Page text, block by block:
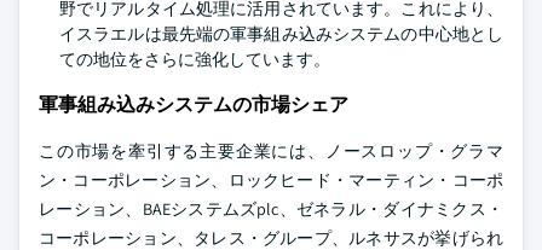
野でリアルタイム処理に活用されています。これにより、
イスラエルは最先端の軍事組み込みシステムの中心地とし
ての地位をさらに強化しています。
軍事組み込みシステムの市場シェア
この市場を牽引する主要企業には、ノースロップ・グラマ
ン・コーポレーション、ロックヒード・マーティン・コーポ
レーション、BAEシステムズplc、ゼネラル・ダイナミクス・
コーポレーション、タレス・グループ、ルネサスが挙げられ